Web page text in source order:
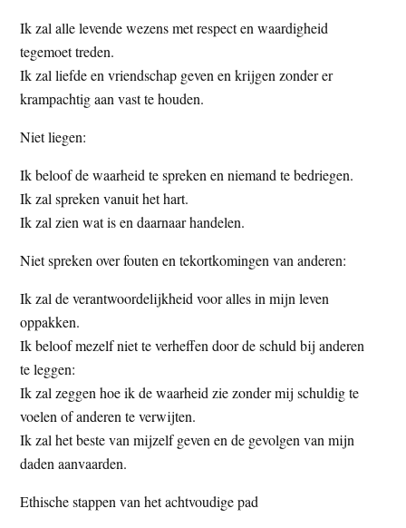
Ik zal alle levende wezens met respect en waardigheid
tegemoet treden.
Ik zal liefde en vriendschap geven en krijgen zonder er
krampachtig aan vast te houden.
Niet liegen:
Ik beloof de waarheid te spreken en niemand te bedriegen.
Ik zal spreken vanuit het hart.
Ik zal zien wat is en daarnaar handelen.
Niet spreken over fouten en tekortkomingen van anderen:
Ik zal de verantwoordelijkheid voor alles in mijn leven
oppakken.
Ik beloof mezelf niet te verheffen door de schuld bij anderen
te leggen:
Ik zal zeggen hoe ik de waarheid zie zonder mij schuldig te
voelen of anderen te verwijten.
Ik zal het beste van mijzelf geven en de gevolgen van mijn
daden aanvaarden.
Ethische stappen van het achtvoudige pad